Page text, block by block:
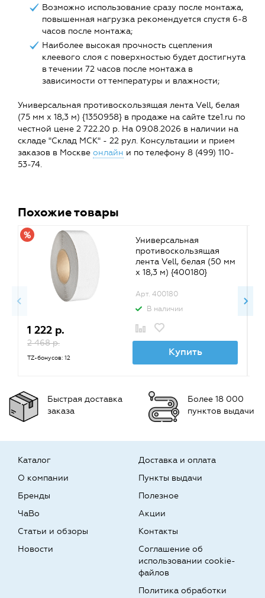
Возможно использование сразу после монтажа,
повышенная нагрузка рекомендуется спустя 6-8
часов после монтажа;
Наиболее высокая прочность сцепления
клеевого слоя с поверхностью будет достигнута
в течении 72 часов после монтажа в
зависимости от температуры и влажности;
Универсальная противоскользящая лента Vell, белая
(75 мм х 18,3 м) {1350958} в продаже на сайте tze1.ru по
честной цене 2 722.20 р. На 09.08.2026 в наличии на
складе "Склад МСК" - 22 рул. Консультации и прием
заказов в Москве онлайн и по телефону 8 (499) 110-
53-74.
Похожие товары
Универсальная
противоскользящая
лента Vell, белая (50 мм
х 18,3 м) {400180}
Арт. 400180
В наличии
1 222 р.
2 468 р.
TZ-бонусов: 12
Купить
Быстрая доставка
заказа
Более 18 000
пунктов выдачи
Каталог
О компании
Бренды
Доставка и оплата
Пункты выдачи
Полезное
ЧаВо
Статьи и обзоры
Новости
Акции
Контакты
Соглашение об
использовании cookie-
файлов
Политика обработки